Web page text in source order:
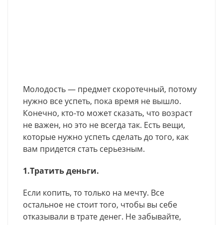
Молодость — предмет скоротечный, потому
нужно все успеть, пока время не вышло.
Конечно, кто-то может сказать, что возраст
не важен, но это не всегда так. Есть вещи,
которые нужно успеть сделать до того, как
вам придется стать серьезным.
1.Тратить деньги.
Если копить, то только на мечту. Все
остальное не стоит того, чтобы вы себе
отказывали в трате денег. Не забывайте,